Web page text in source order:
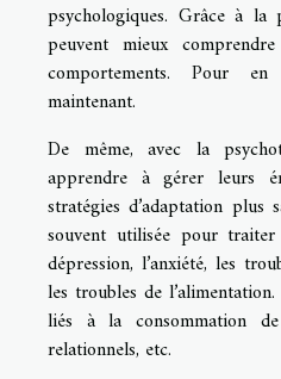
psychologiques. Grâce à la
peuvent mieux
comportements. Pour
maintenant.
De même, avec la
apprendre à gérer leurs
stratégies d’adaptation plus
souvent utilisée pour
dépression, l’anxiété, les
les troubles de
liés à la consommation
relationnels, etc.